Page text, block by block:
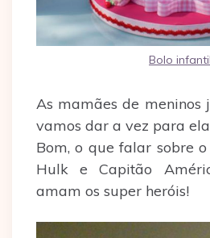
Bolo infantil
As mamães de meninos
vamos dar a vez para
Bom, o que falar sobre
Hulk e Capitão
amam os super heróis!